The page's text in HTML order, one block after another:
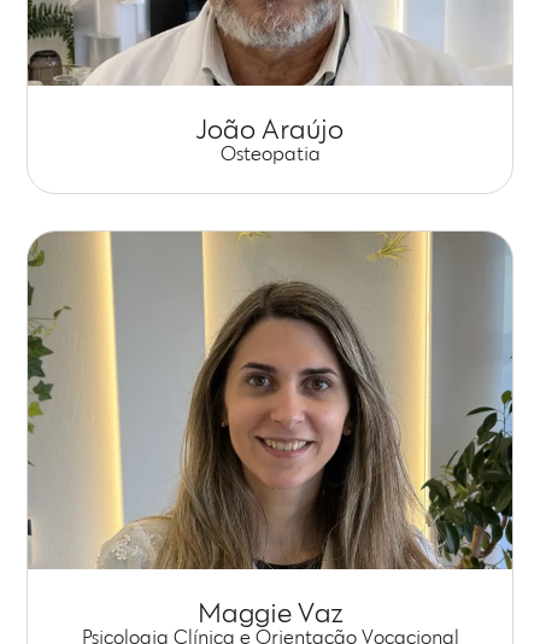
João Araújo
Osteopatia
Maggie Vaz
Psicologia Clínica e Orientação Vocacional